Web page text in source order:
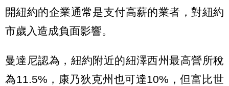
開紐約的企業通常是支付高薪的業者，對紐約
市歲入造成負面影響。
曼達尼認為，紐約附近的紐澤西州最高營所稅
為11.5%，康乃狄克州也可達10%，但富比世